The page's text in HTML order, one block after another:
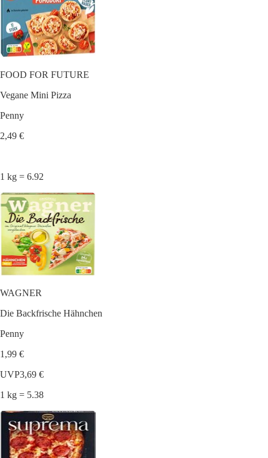
FOOD FOR FUTURE
Vegane Mini Pizza
Penny
2,49 €
1 kg = 6.92
WAGNER
Die Backfrische Hähnchen
Penny
1,99 €
UVP3,69 €
1 kg = 5.38